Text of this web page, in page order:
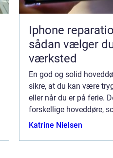
Iphone
sådan vælger
værksted
En god og solid
sikre, at du kan være
eller når du er på ferie.
forskellige hoveddøre,
din bolig. Her er kunsten
Katrine Nielsen